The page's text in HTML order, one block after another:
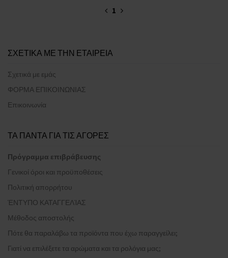
1
ΣΧΕΤΙΚΑ ΜΕ ΤΗΝ ΕΤΑΙΡΕΙΑ
Σχετικά με εμάς
ΦΟΡΜΑ ΕΠΙΚΟΙΝΩΝΙΑΣ
Επικοινωνία
ΤΑ ΠΑΝΤΑ ΓΙΑ ΤΙΣ ΑΓΟΡΕΣ
Πρόγραμμα επιβράβευσης
Γενικοί όροι και προϋποθέσεις
Πολιτική απορρήτου
ΈΝΤΥΠΟ ΚΑΤΑΓΓΕΛΊΑΣ
Μέθοδος αποστολής
Πότε θα παραλάβω τα προϊόντα που έχω παραγγείλει;
Γιατί να επιλέξετε τα αρώματα και τα ρολόγια μας;